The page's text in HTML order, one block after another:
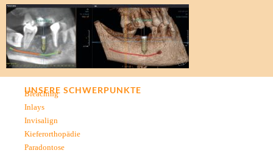
UNSERE SCHWERPUNKTE
Bleaching
Inlays
Invisalign
Kieferorthopädie
Paradontose